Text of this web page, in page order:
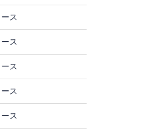
ス
ス
ス
ス
ス